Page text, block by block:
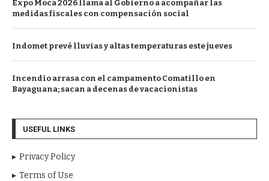
Expo Moca 2026 llama al Gobierno a acompañar las
medidas fiscales con compensación social
Indomet prevé lluvias y altas temperaturas este jueves
Incendio arrasa con el campamento Comatillo en
Bayaguana; sacan a decenas de vacacionistas
USEFUL LINKS
Privacy Policy
Terms of Use